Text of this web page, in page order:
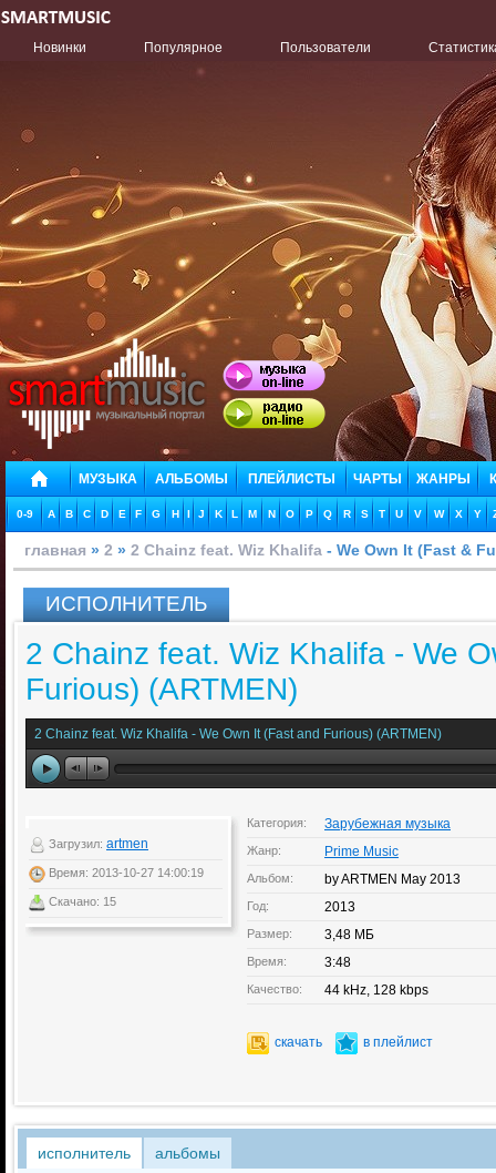
Новинки Популярное Пользователи
МУЗЫКА АЛЬБОМЫ ПЛЕЙЛИСТЫ ЧАРТЫ ЖАНРЫ
0-9 A B C D E F G H I J K L M N O P Q R S T U V W X Y
главная » 2 » 2 Chainz feat. Wiz Khalifa - We Own It (Fast &
ИСПОЛНИТЕЛЬ
2 Chainz feat. Wiz Khalifa - We
Furious) (ARTMEN)
2 Chainz feat. Wiz Khalifa - We Own It (Fast and Furious) (ARTMEN)
Загрузил: artmen
Время: 2013-10-27 14:00:19
Скачано: 15
Категория: Зарубежная музыка
Жанр: Prime Music
Альбом: by ARTMEN May 2013
Год: 2013
Размер: 3,48 МБ
Время: 3:48
Качество: 44 kHz, 128 kbps
скачать в плейлист
исполнитель альбомы